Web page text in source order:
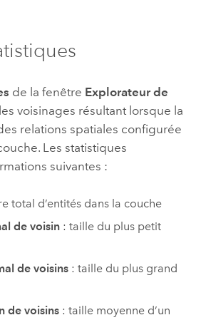
de la fenêtre Explorateur de
voisinages résultant lorsque la
relations spatiales configurée
Les statistiques
suivantes :
total d’entités dans la couche
de voisin : taille du plus petit
de voisins : taille du plus grand
de voisins : taille moyenne d’un